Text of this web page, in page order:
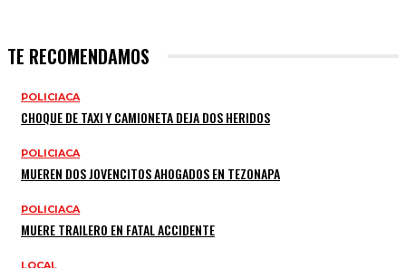
TE RECOMENDAMOS
POLICIACA
CHOQUE DE TAXI Y CAMIONETA DEJA DOS HERIDOS
POLICIACA
MUEREN DOS JOVENCITOS AHOGADOS EN TEZONAPA
POLICIACA
MUERE TRAILERO EN FATAL ACCIDENTE
LOCAL